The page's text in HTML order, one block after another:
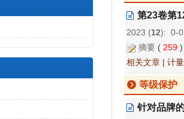
第23卷第
2023 (12): 0-
摘要 ( 259
相关文章 | 计
等级保护
针对品牌